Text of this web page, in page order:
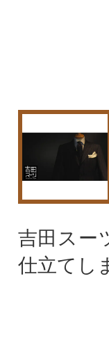
吉田スー
仕立てし